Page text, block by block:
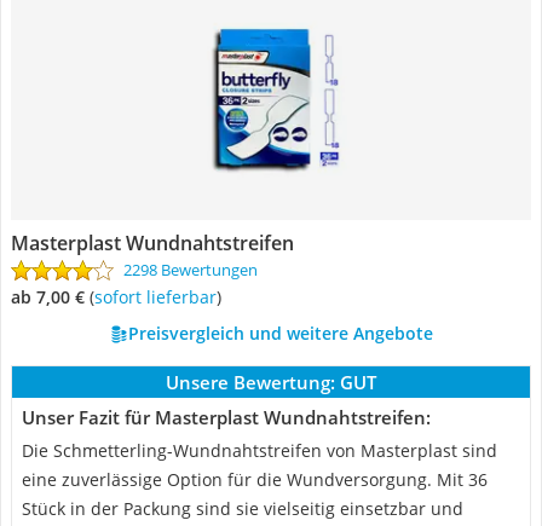
Masterplast Wundnahtstreifen
2298 Bewertungen
ab 7,00 € ( Sofort lieferbar)
Preisvergleich und weitere Angebote
Unsere Bewertung: GUT
Unser Fazit für Masterplast Wundnahtstreifen:
Die Schmetterling-Wundnahtstreifen von Masterplast sind
eine zuverlässige Option für die Wundversorgung. Mit 36
Stück in der Packung sind sie vielseitig einsetzbar und